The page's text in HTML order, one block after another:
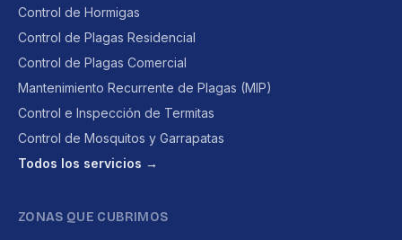
Control de Hormigas
Control de Plagas Residencial
Control de Plagas Comercial
Mantenimiento Recurrente de Plagas (MIP)
Control e Inspección de Termitas
Control de Mosquitos y Garrapatas
Todos los servicios →
ZONAS QUE CUBRIMOS